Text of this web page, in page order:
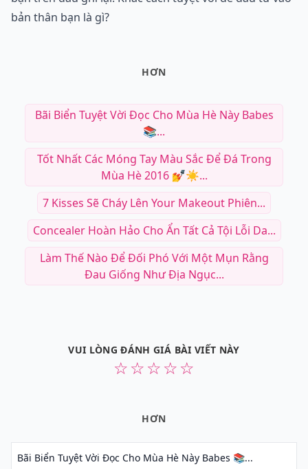
bản thân bạn là gì?
HƠN
Bãi Biển Tuyệt Vời Đọc Cho Mùa Hè Này Babes
📚...
Tốt Nhất Các Móng Tay Màu Sắc Để Đá Trong
Mùa Hè 2016 💅☀️...
7 Kisses Sẽ Cháy Lên Your Makeout Phiên...
Concealer Hoàn Hảo Cho Ẩn Tất Cả Tội Lỗi Da...
Làm Thế Nào Để Đối Phó Với Một Mụn Rằng
Đau Giống Như Địa Ngục...
VUI LÒNG ĐÁNH GIÁ BÀI VIẾT NÀY
☆
☆
☆
☆
☆
HƠN
Bãi Biển Tuyệt Vời Đọc Cho Mùa Hè Này Babes 📚...